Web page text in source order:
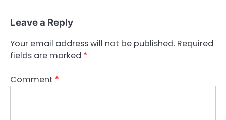
Leave a Reply
Your email address will not be published. Required
fields are marked *
Comment *